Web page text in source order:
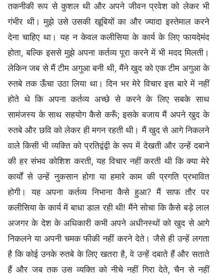
तकनीकी रूप से कुशल थी और अपने जीवन प्रवेश को लेकर भी
गंभीर थी। मुझे उसे उसकी खूबियों का और ज्यादा इस्तेमाल करने
देना चाहिए था। यह न केवल कलीसिया के कार्य के लिए फायदेमंद
होता, बल्कि इससे मुझे अपना कर्तव्य पूरा करने में भी मदद मिलती।
लेकिन जब से मैं टीम अगुआ बनी थी, मैंने खुद को एक टीम अगुआ के
रुतबे तक ऊँचा उठा लिया था। दिन भर मेरे विचार इस बारे में नहीं
होते थे कि अपना कर्तव्य अच्छे से करने के लिए सबके साथ
सामंजस्य के साथ सहयोग कैसे करूँ; इसके बजाय मैं अपने खुद के
रुतबे और छवि को लेकर ही मगन रहती थी। मैं खुद से आगे निकलने
वाले किसी भी व्यक्ति को प्रतिद्वंद्वी के रूप में देखती और उन्हें दबाने
की हर संभव कोशिश करती, यह विचार नहीं करती थी कि क्या मेरे
कार्यों से उन्हें नुकसान होगा या हमारे काम की प्रगति प्रभावित
होगी। यह अपना कर्तव्य निभाना कैसे हुआ? मैं साफ तौर पर
कलीसिया के कार्य में बाधा डाल रही थी! मैंने सोचा कि कैसे बड़े लाल
अजगर के देश के अधिकारी कभी अपने अधीनस्थों को खुद से आगे
निकलने या अपनी चमक फीकी नहीं करने देते। जैसे ही उन्हें लगता
है कि कोई उनके रुतबे के लिए खतरा है, वे उन्हें दबाते हैं और सताते
हैं और जब तक उस व्यक्ति को नीचे नहीं गिरा देते, चैन से नहीं